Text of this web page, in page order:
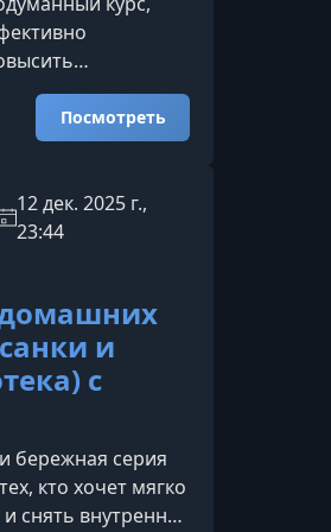
Программа
давно
но результативные
максимальное
и постепенно
Посмотреть
12 дек. 2025 г.,
23:44
и
с
бережная серия
кто хочет мягко
снять внутреннее